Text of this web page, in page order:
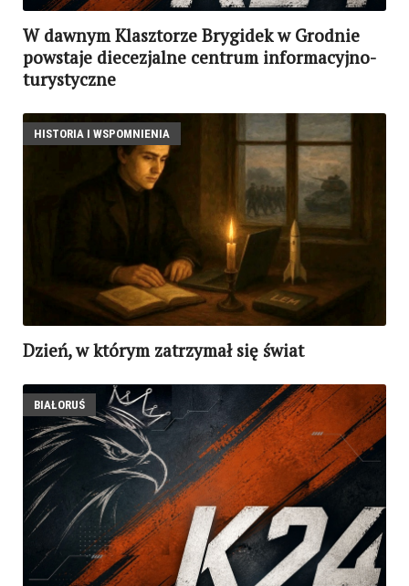
W dawnym Klasztorze Brygidek w Grodnie
powstaje diecezjalne centrum informacyjno-
turystyczne
HISTORIA I WSPOMNIENIA
Dzień, w którym zatrzymał się świat
BIAŁORUŚ